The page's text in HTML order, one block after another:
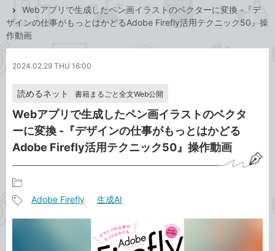
で
き
る
ト
Webアプリで生成したペン画イラストのベクターに変換 -『デ
ザインの仕事がもっとはかどるAdobe Firefly活用テクニック50』操
作動画
2024.02.29 THU 16:00
読めるネット 書籍まるごと全文Web公開
Webアプリで生成したペン画イラストのベクタ
ーに変換 -『デザインの仕事がもっとはかどる
Adobe Firefly活用テクニック50』操作動画
事
カ
Adobe Firefly 生成AI